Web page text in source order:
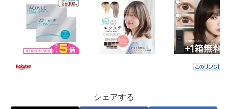
シェアする